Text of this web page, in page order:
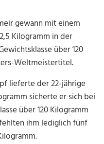
gewann mit einem
Kilogramm in der
über 120
Weltmeistertitel.
lieferte der 22-jährige
sicherte er sich bei
über 120 Kilogramm
ihm lediglich fünf